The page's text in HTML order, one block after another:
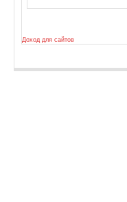
Доход для сайтов